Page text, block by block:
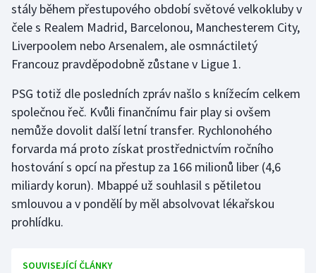
Golf
Gymnastika
Jezdectví
Judo
Krasobruslení
Lezení
stály během přestupového období světové velkokluby v
čele s Realem Madrid, Barcelonou, Manchesterem City,
Liverpoolem nebo Arsenalem, ale osmnáctiletý
Francouz pravděpodobně zůstane v Ligue 1.
PSG totiž dle posledních zpráv našlo s knížecím celkem
společnou řeč. Kvůli finančnímu fair play si ovšem
nemůže dovolit další letní transfer. Rychlonohého
forvarda má proto získat prostřednictvím ročního
hostování s opcí na přestup za 166 milionů liber (4,6
miliardy korun). Mbappé už souhlasil s pětiletou
smlouvou a v pondělí by měl absolvovat lékařskou
prohlídku.
SOUVISEJÍCÍ ČLÁNKY